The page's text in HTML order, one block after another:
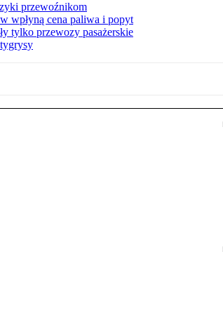
przewoźnikom
wpłyną cena paliwa i popyt
tylko przewozy pasażerskie